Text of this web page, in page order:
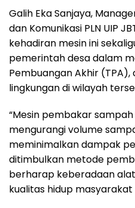
Galih Eka Sanjaya,
dan Komunikasi PLN UIP
kehadiran mesin ini
pemerintah desa dalam
Pembuangan Akhir
lingkungan di wilayah
“Mesin pembakar
mengurangi volume
meminimalkan dampak
ditimbulkan metode
berharap keberadaan
kualitas hidup masyarakat